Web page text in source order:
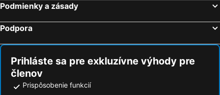
Podmienky a zásady
Podpora
Prihláste sa pre exkluzívne výhody pre
členov
Prispôsobenie funkcií